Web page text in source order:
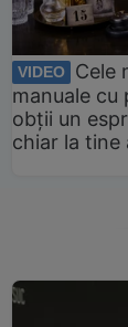
VIDEO
Cele
manuale
obții un
chiar la tine